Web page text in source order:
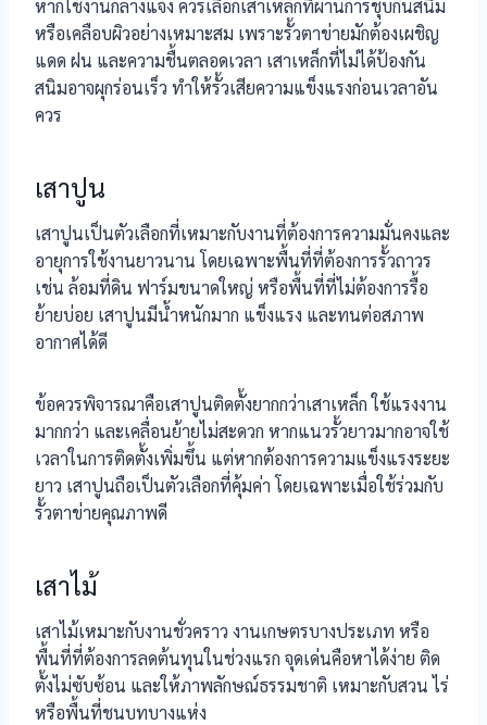
หากใช้งานกลางแจ้ง ควรเลือกเสาเหล็กที่ผ่านการชุบกันสนิม
หรือเคลือบผิวอย่างเหมาะสม เพราะรั้วตาข่ายมักต้องเผชิญ
แดด ฝน และความชื้นตลอดเวลา เสาเหล็กที่ไม่ได้ป้องกัน
สนิมอาจผุกร่อนเร็ว ทำให้รั้วเสียความแข็งแรงก่อนเวลาอัน
ควร
เสาปูน
เสาปูนเป็นตัวเลือกที่เหมาะกับงานที่ต้องการความมั่นคงและ
อายุการใช้งานยาวนาน โดยเฉพาะพื้นที่ที่ต้องการรั้วถาวร
เช่น ล้อมที่ดิน ฟาร์มขนาดใหญ่ หรือพื้นที่ที่ไม่ต้องการรื้อ
ย้ายบ่อย เสาปูนมีน้ำหนักมาก แข็งแรง และทนต่อสภาพ
อากาศได้ดี
ข้อควรพิจารณาคือเสาปูนติดตั้งยากกว่าเสาเหล็ก ใช้แรงงาน
มากกว่า และเคลื่อนย้ายไม่สะดวก หากแนวรั้วยาวมากอาจใช้
เวลาในการติดตั้งเพิ่มขึ้น แต่หากต้องการความแข็งแรงระยะ
ยาว เสาปูนถือเป็นตัวเลือกที่คุ้มค่า โดยเฉพาะเมื่อใช้ร่วมกับ
รั้วตาข่ายคุณภาพดี
เสาไม้
เสาไม้เหมาะกับงานชั่วคราว งานเกษตรบางประเภท หรือ
พื้นที่ที่ต้องการลดต้นทุนในช่วงแรก จุดเด่นคือหาได้ง่าย ติด
ตั้งไม่ซับซ้อน และให้ภาพลักษณ์ธรรมชาติ เหมาะกับสวน ไร่
หรือพื้นที่ชนบทบางแห่ง